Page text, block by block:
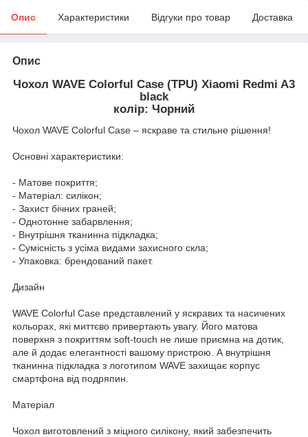
Опис Характеристики Відгуки про товар Доставка
Опис
Чохол WAVE Colorful Case (TPU) Xiaomi Redmi A3
black
колір: Чорний
Чохол WAVE Colorful Case – яскраве та стильне рішення!
Основні характеристики:
- Матове покриття;
- Матеріал: силікон;
- Захист бічних граней;
- Однотонне забарвлення;
- Внутрішня тканинна підкладка;
- Сумісність з усіма видами захисного скла;
- Упаковка: брендований пакет.
Дизайн
WAVE Colorful Case представлений у яскравих та насичених
кольорах, які миттєво привертають увагу. Його матова
поверхня з покриттям soft-touch не лише приємна на дотик,
але й додає елегантності вашому пристрою. А внутрішня
тканинна підкладка з логотипом WAVE захищає корпус
смартфона від подряпин.
Матеріал
Чохол виготовлений з міцного силікону, який забезпечить